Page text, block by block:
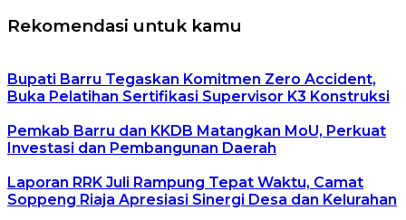
Rekomendasi untuk kamu
Bupati Barru Tegaskan Komitmen Zero Accident,
Buka Pelatihan Sertifikasi Supervisor K3 Konstruksi
Pemkab Barru dan KKDB Matangkan MoU, Perkuat
Investasi dan Pembangunan Daerah
Laporan RRK Juli Rampung Tepat Waktu, Camat
Soppeng Riaja Apresiasi Sinergi Desa dan Kelurahan